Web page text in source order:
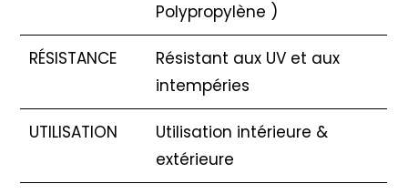
Polypropylène )
RÉSISTANCE
Résistant aux UV et aux
intempéries
UTILISATION
Utilisation intérieure &
extérieure